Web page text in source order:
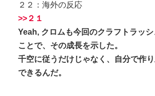
２２：海外の反応
>>２１
Yeah, クロムも今回のクラフトラッ
ことで、その成長を示した。
千空に従うだけじゃなく、自分で作
できるんだ。